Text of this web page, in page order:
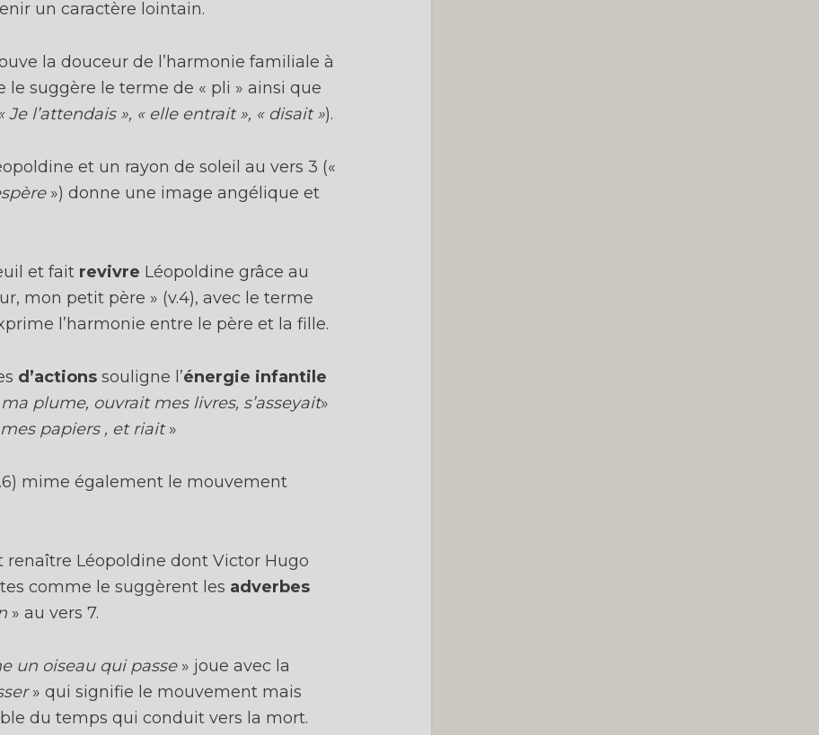
un caractère lointain.
la douceur de l’harmonie familiale à
le suggère le terme de « pli » ainsi que
Je l’attendais », « elle entrait », « disait »).
et un rayon de soleil au vers 3 («
») donne une image angélique et
et fait revivre Léopoldine grâce au
mon petit père » (v.4), avec le terme
l’harmonie entre le père et la fille.
d’actions souligne l’énergie infantile
plume, ouvrait mes livres, s’asseyait»
papiers , et riait»
mime également le mouvement
renaître Léopoldine dont Victor Hugo
comme le suggèrent les adverbes
» au vers 7.
un oiseau qui passe» joue avec la
» qui signifie le mouvement mais
du temps qui conduit vers la mort.